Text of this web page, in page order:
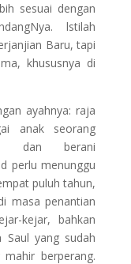
sesuai dengan
lstilah
Baru, tapi
khususnya di
ayahnya: raja
anak seorang
dan berani
perlu menunggu
puluh tahun,
masa penantian
kejar, bahkan
Saul yang sudah
berperang.